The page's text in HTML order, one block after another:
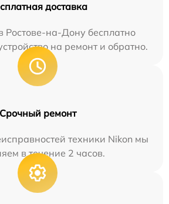
доставка
Ростове-на-Дону бесплатно
на ремонт и обратно.
Срочный ремонт
техники Nikon мы
в течение 2 часов.